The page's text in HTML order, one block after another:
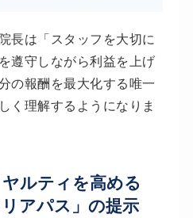
長は「スタッフを大切に
遵守しながら利益を上げ
の報酬を最大化する唯一
く理解するようになりま
ルティを高める
リアパス」の提示